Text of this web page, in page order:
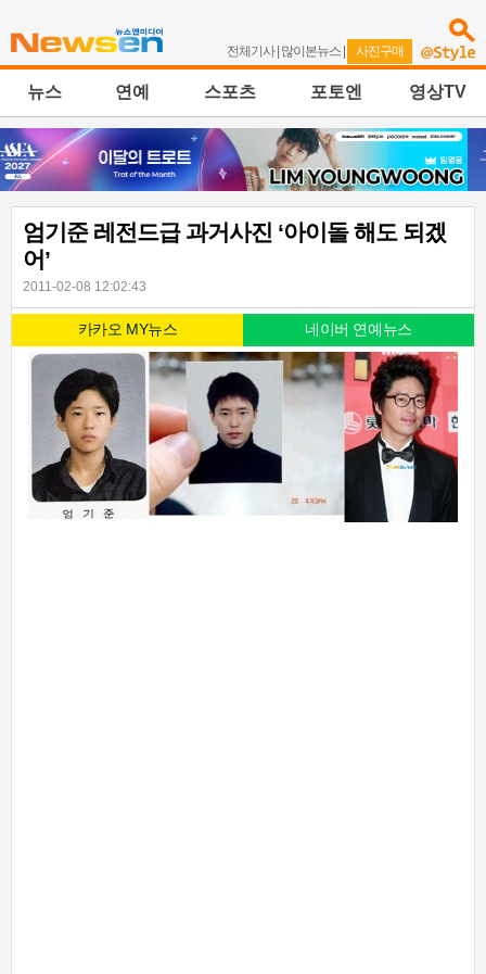
전체기사| 많이본뉴스 | 사진구매
뉴스 연예 스포츠 포토엔 영상TV
엄기준 레전드급 과거사진 ‘아이돌 해도 되겠
어’
2011-02-08 12:02:43
카카오 MY뉴스 네이버 연예뉴스